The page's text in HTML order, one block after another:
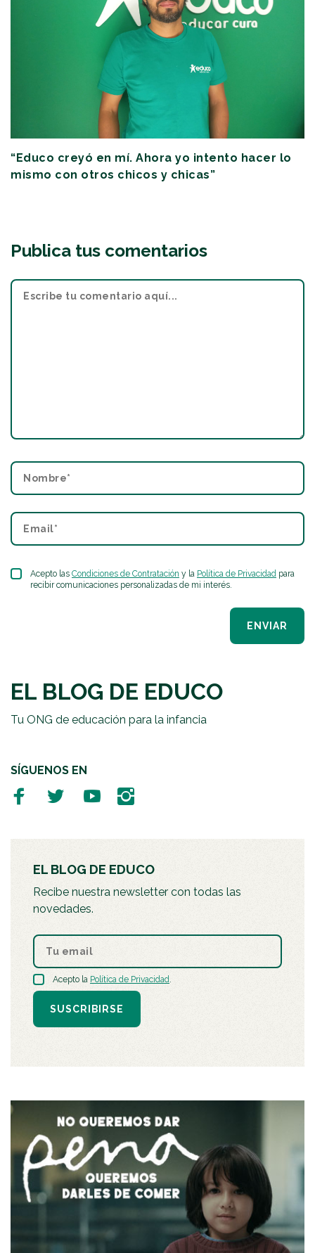
“Educo creyó en mí. Ahora yo intento hacer lo
mismo con otros chicos y chicas”
Publica tus comentarios
Acepto las Condiciones de Contratación y la Política de Privacidad para
recibir comunicaciones personalizadas de mi interés.
ENVIAR
EL BLOG DE EDUCO
Tu ONG de educación para la infancia
SÍGUENOS EN
EL BLOG DE EDUCO
Recibe nuestra newsletter con todas las
novedades.
Acepto la Política de Privacidad.
SUSCRIBIRSE